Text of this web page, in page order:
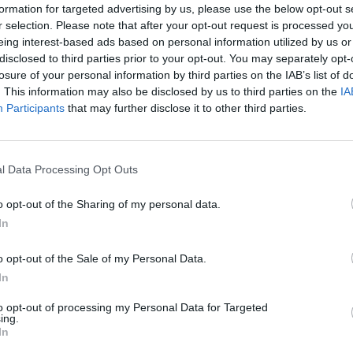
for targeted advertising by us, please use the below opt-out
selection. Please note that after your opt-out request is processed
interest-based ads based on personal information utilized by us
to third parties prior to your opt-out. You may separately
of your personal information by third parties on the IAB’s list of
This information may also be disclosed by us to third parties on the
Participants that may further disclose it to other third parties.
Data Processing Opt Outs
opt-out of the Sharing of my personal data.
opt-out of the Sale of my Personal Data.
opt-out of processing my Personal Data for Targeted